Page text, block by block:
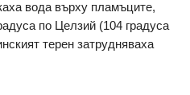
вода върху пламъците,
по Целзий (104 градуса
терен затрудняваха